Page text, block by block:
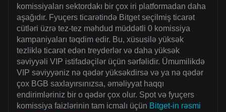
komissiyaları sektordakı bir çox iri platformadan daha
aşağıdır. Fyuçers ticarətində Bitget seçilmiş ticarət
cütləri üzrə tez-tez məhdud müddətli 0 komissiya
kampaniyaları təqdim edir. Bu, xüsusilə yüksək
tezliklə ticarət edən treyderlər və daha yüksək
səviyyəli VIP istifadəçilər üçün sərfəlidir. Ümumilikdə
VIP səviyyəniz nə qədər yüksəkdirsə və ya nə qədər
çox BGB saxlayırsınızsa, əməliyyat haqqı
endirimləriniz bir o qədər çox olur. Spot və fyuçers
komissiya faizlərinin tam icmalı üçün Bitget-in rəsmi